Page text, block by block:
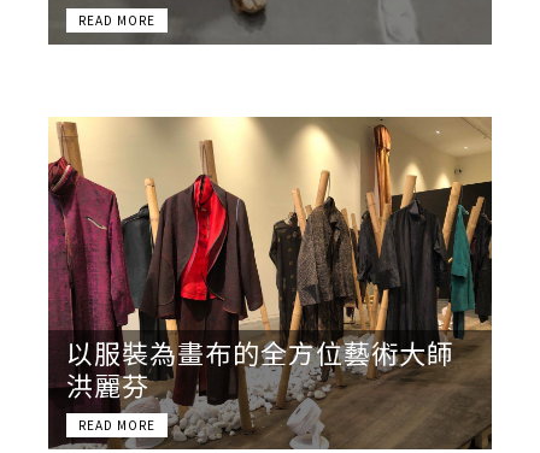
以服裝為畫布的全方位藝術大師
洪麗芬